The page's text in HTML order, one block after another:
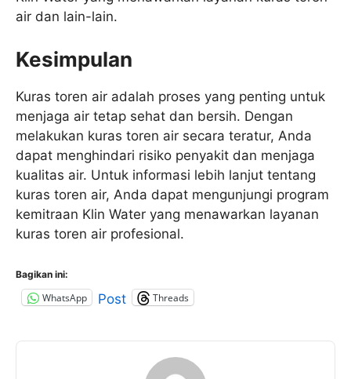
air dan lain-lain.
Kesimpulan
Kuras toren air adalah proses yang penting untuk
menjaga air tetap sehat dan bersih. Dengan
melakukan kuras toren air secara teratur, Anda
dapat menghindari risiko penyakit dan menjaga
kualitas air. Untuk informasi lebih lanjut tentang
kuras toren air, Anda dapat mengunjungi program
kemitraan Klin Water yang menawarkan layanan
kuras toren air profesional.
Bagikan ini:
WhatsApp Post Threads